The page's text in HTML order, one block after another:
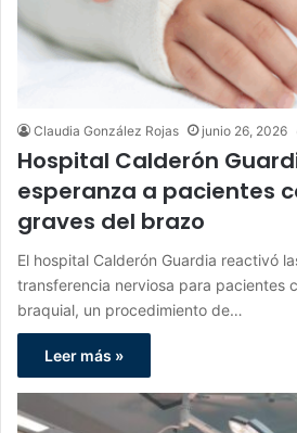
Claudia González Rojas junio 26, 2026
Hospital Calderón
esperanza a pacientes
graves del brazo
El hospital Calderón Guardia reactivó
transferencia nerviosa para pacientes
braquial, un procedimiento de…
Leer más »